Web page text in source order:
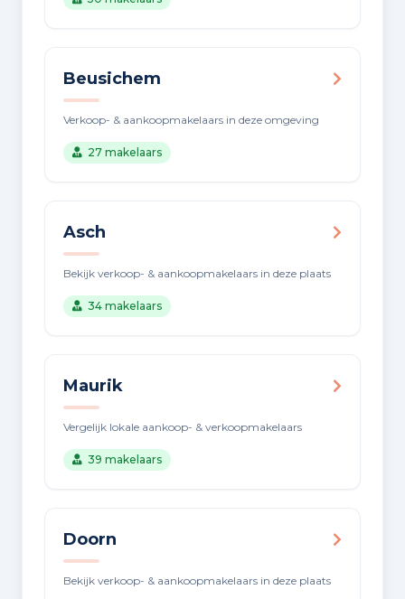
Beusichem
Verkoop- & aankoopmakelaars in deze omgeving
27 makelaars
Asch
Bekijk verkoop- & aankoopmakelaars in deze plaats
34 makelaars
Maurik
Vergelijk lokale aankoop- & verkoopmakelaars
39 makelaars
Doorn
Bekijk verkoop- & aankoopmakelaars in deze plaats